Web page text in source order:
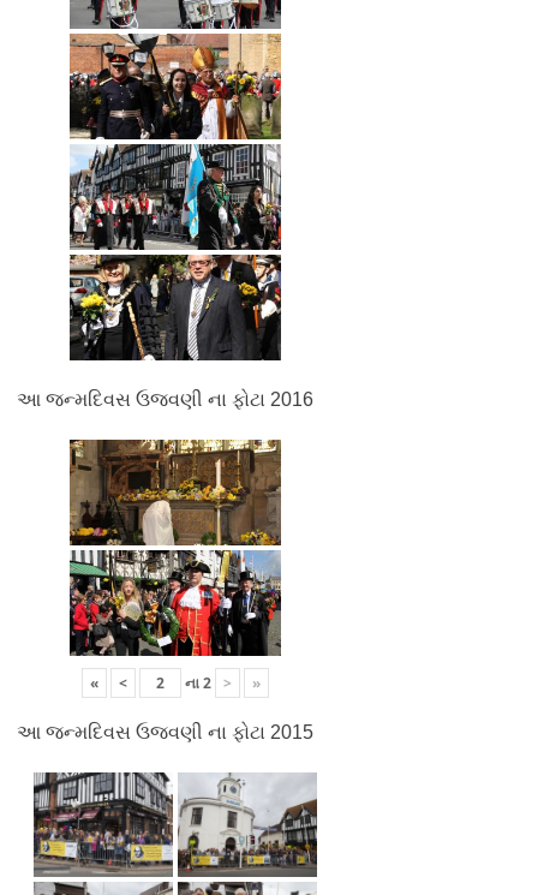
આ જન્મદિવસ ઉજવણી ના ફોટા 2016
« < ના2 > »
આ જન્મદિવસ ઉજવણી ના ફોટા 2015